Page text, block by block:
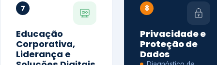
7
Educação
Corporativa,
Liderança e
8
Privacidade e
Proteção de
Dados